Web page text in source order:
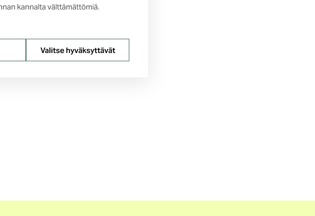
kannalta välttämättömiä.
Valitse hyväksyttävät